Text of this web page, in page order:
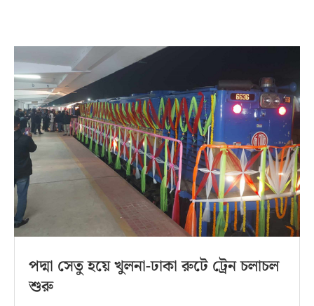
পদ্মা সেতু হয়ে খুলনা-ঢাকা রুটে ট্রেন চলাচল
শুরু